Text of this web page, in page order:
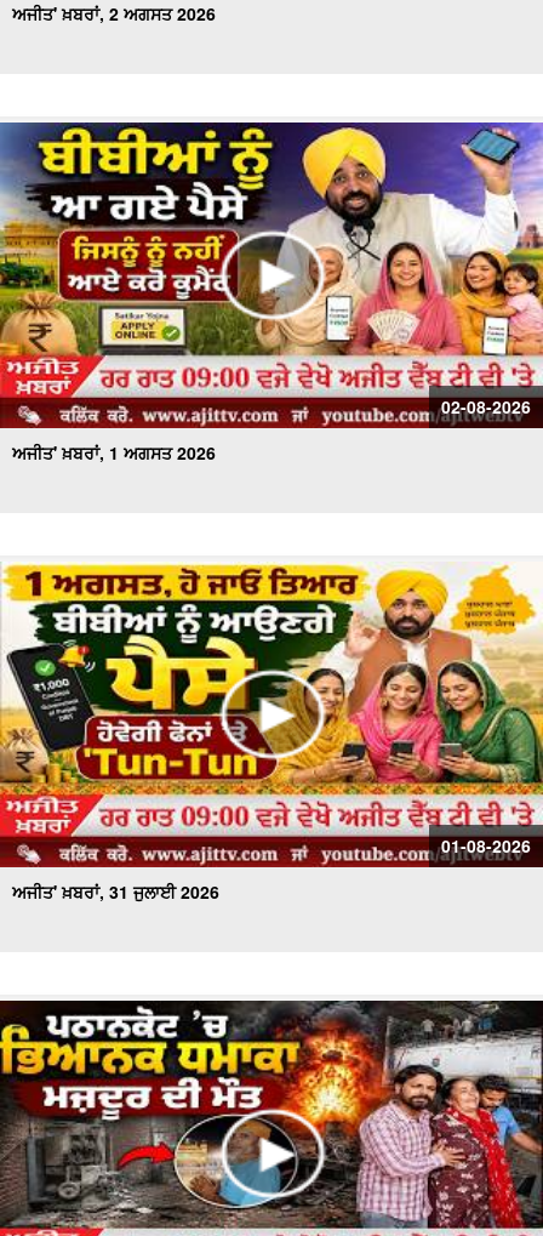
ਅਜੀਤ' ਖ਼ਬਰਾਂ, 2 ਅਗਸਤ 2026
02-08-2026
ਅਜੀਤ' ਖ਼ਬਰਾਂ, 1 ਅਗਸਤ 2026
01-08-2026
ਅਜੀਤ' ਖ਼ਬਰਾਂ, 31 ਜੁਲਾਈ 2026